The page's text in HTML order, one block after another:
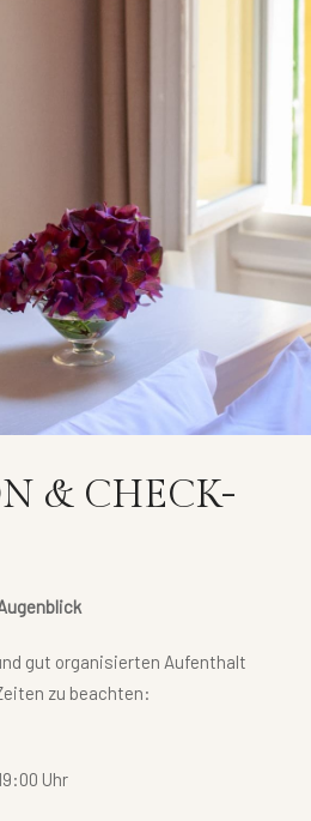
& CHECK-
gut organisierten Aufenthalt
zu beachten:
Uhr